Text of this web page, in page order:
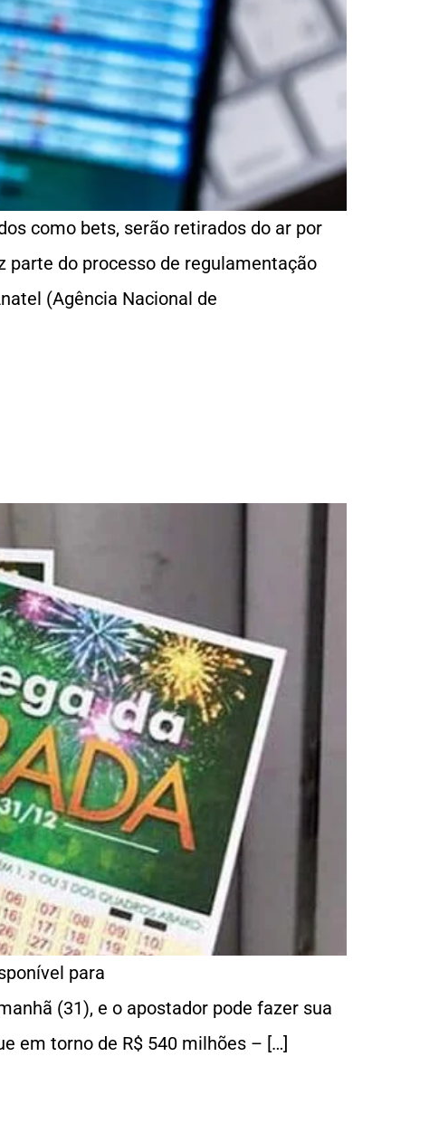
como bets, serão retirados do ar por
parte do processo de regulamentação
(Agência Nacional de
para
(31), e o apostador pode fazer sua
em torno de R$ 540 milhões – […]